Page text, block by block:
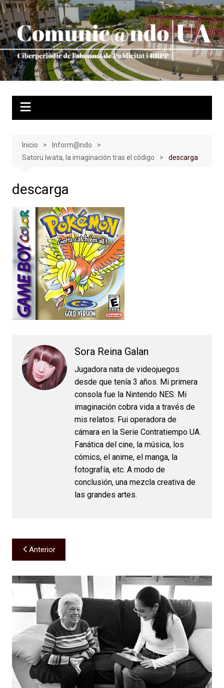
Saltar
al
contenido
Inicio
Inform@ndo
Satoru Iwata, la imaginación tras el código
descarga
descarga
Sora Reina Galan
Jugadora nata de videojuegos
desde que tenía 3 años. Mi primera
consola fue la Nintendo NES. Mi
imaginación cobra vida a través de
mis relatos. Fui operadora de
cámara en la Serie Contratiempo UA.
Fanática del cine, la música, los
cómics, el anime, el manga, la
fotografía, etc. A modo de
conclusión, una mezcla creativa de
las grandes artes.
Navegación
de
entradas
Anterior